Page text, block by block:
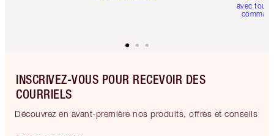
avec
INSCRIVEZ-VOUS POUR RECEVOIR DES
COURRIELS
Découvrez en avant-première nos produits, offres et conseils